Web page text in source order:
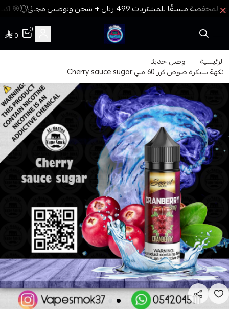
🎯
فيب المدينة
0
0
الرئيسية وصل حديثا
نكهة سيكرة صوص كرز 60 ملي Cherry sauce sugar